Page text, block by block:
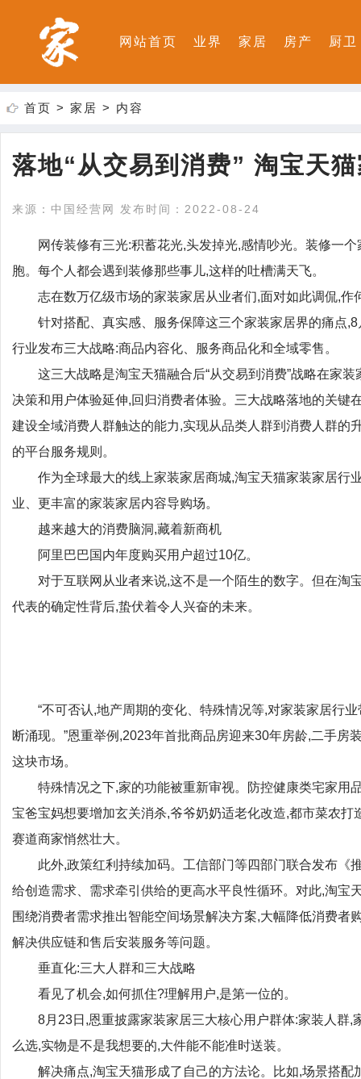
网站首页 业界 家居 房产 厨卫
首页 > 家居 > 内容
落地“从交易到消费” 淘宝天
来源：中国经营网 发布时间：2022-08-24
网传装修有三光:积蓄花光,头发掉光,感情吵光。装修一
胞。每个人都会遇到装修那些事儿,这样的吐槽满天飞。
志在数万亿级市场的家装家居从业者们,面对如此调侃,作
针对搭配、真实感、服务保障这三个家装家居界的痛点
行业发布三大战略:商品内容化、服务商品化和全域零售。
这三大战略是淘宝天猫融合后“从交易到消费”战略在家
决策和用户体验延伸,回归消费者体验。三大战略落地的关键
建设全域消费人群触达的能力,实现从品类人群到消费人群的
的平台服务规则。
作为全球最大的线上家装家居商城,淘宝天猫家装家居行
业、更丰富的家装家居内容导购场。
越来越大的消费脑洞,藏着新商机
阿里巴巴国内年度购买用户超过10亿。
对于互联网从业者来说,这不是一个陌生的数字。但在淘
代表的确定性背后,蛰伏着令人兴奋的未来。
“不可否认,地产周期的变化、特殊情况等,对家装家居行
断涌现。”恩重举例,2023年首批商品房迎来30年房龄,二手
这块市场。
特殊情况之下,家的功能被重新审视。防控健康类宅家用
宝爸宝妈想要增加玄关消杀,爷爷奶奶适老化改造,都市菜农
赛道商家悄然壮大。
此外,政策红利持续加码。工信部门等四部门联合发布《
给创造需求、需求牵引供给的更高水平良性循环。对此,淘宝
围绕消费者需求推出智能空间场景解决方案,大幅降低消费
解决供应链和售后安装服务等问题。
垂直化:三大人群和三大战略
看见了机会,如何抓住?理解用户,是第一位的。
8月23日,恩重披露家装家居三大核心用户群体:家装人群
么选,实物是不是我想要的,大件能不能准时送装。
解决痛点,淘宝天猫形成了自己的方法论。比如,场景搭